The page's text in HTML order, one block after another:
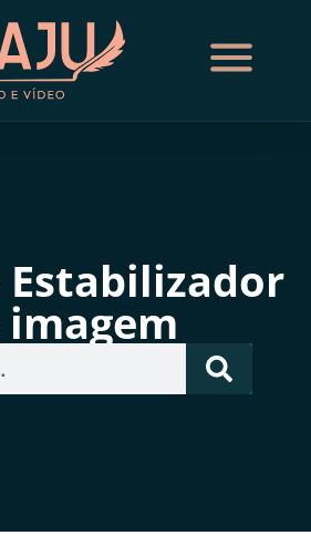
Estabilizador
imagem